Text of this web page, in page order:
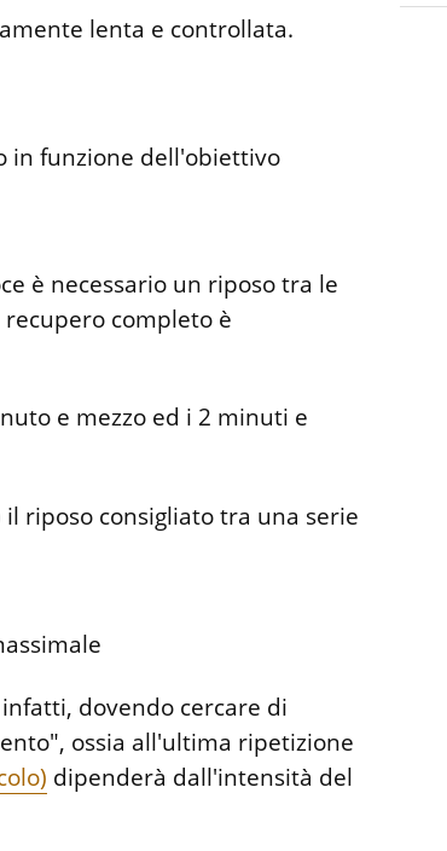
lenta e controllata.
in funzione dell'obiettivo
è necessario un riposo tra le
completo è
e mezzo ed i 2 minuti e
riposo consigliato tra una serie
dovendo cercare di
ossia all'ultima ripetizione
dipenderà dall'intensità del